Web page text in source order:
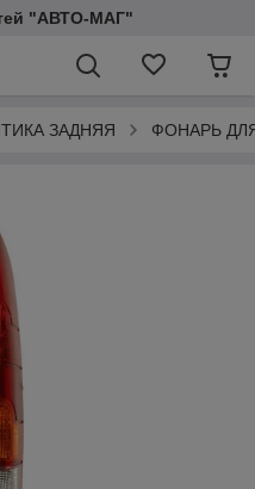
"АВТО-МАГ"
ЗАДНЯЯ ФОНАРЬ